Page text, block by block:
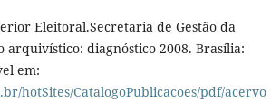
Eleitoral.Secretaria de Gestão da
arquivístico: diagnóstico 2008. Brasília:
em:
hotSites/CatalogoPublicacoes/pdf/